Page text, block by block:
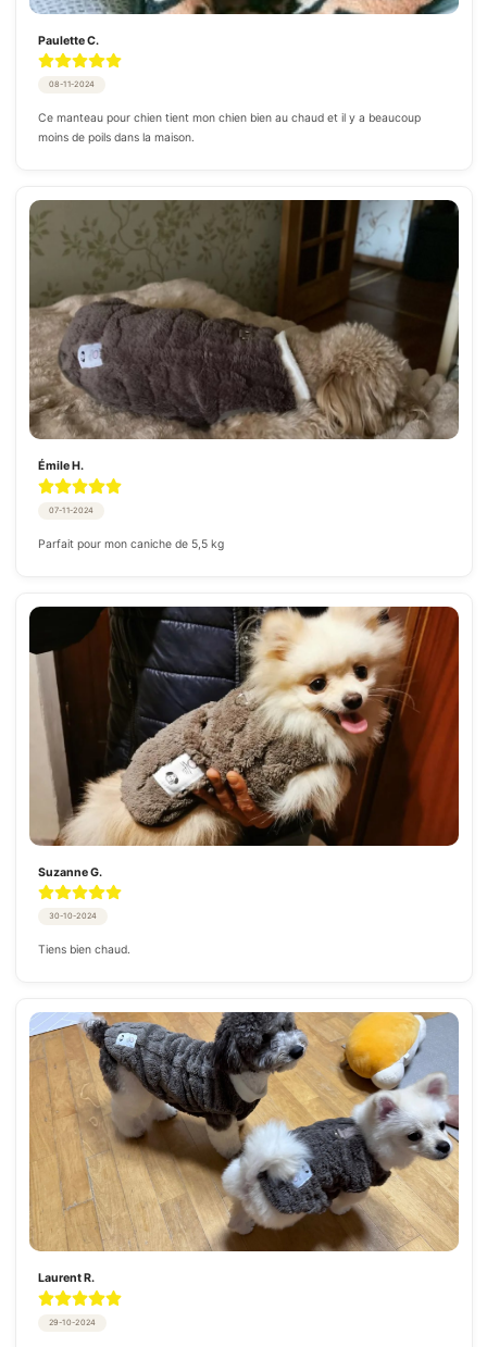
Paulette C.
08-11-2024
Ce manteau pour chien tient mon chien bien au chaud et il y a beaucoup
moins de poils dans la maison.
Émile H.
07-11-2024
Parfait pour mon caniche de 5,5 kg
Suzanne G.
30-10-2024
Tiens bien chaud.
Laurent R.
29-10-2024